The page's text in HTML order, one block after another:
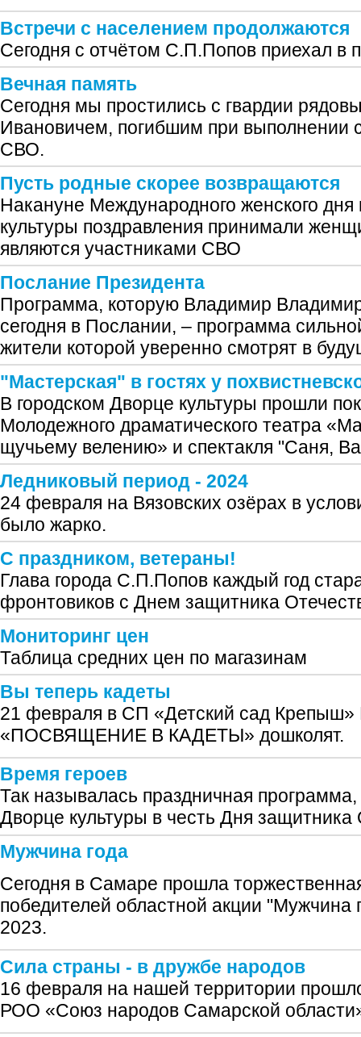
Встречи с населением продолжаются
Сегодня с отчётом С.П.Попов приехал в
Вечная память
Сегодня мы простились с гвардии
Ивановичем, погибшим при выполнении
СВО.
Пусть родные скорее возвращаются
Накануне Международного женского дня
культуры поздравления принимали
являются участниками СВО
Послание Президента
Программа, которую Владимир
сегодня в Послании, – программа
жители которой уверенно смотрят в
"Мастерская" в гостях у
В городском Дворце культуры прошли
Молодежного драматического театра
щучьему велению» и спектакля "Саня,
Ледниковый период - 2024
24 февраля на Вязовских озёрах в
было жарко.
С праздником, ветераны!
Глава города С.П.Попов каждый год
фронтовиков с Днем защитника
Мониторинг цен
Таблица средних цен по магазинам
Вы теперь кадеты
21 февраля в СП «Детский сад
«ПОСВЯЩЕНИЕ В КАДЕТЫ» дошколят.
Время героев
Так называлась праздничная
Дворце культуры в честь Дня защитника
Мужчина года
Сегодня в Самаре прошла
победителей областной акции "Мужчина
2023.
Сила страны - в дружбе народов
16 февраля на нашей территории
РОО «Союз народов Самарской